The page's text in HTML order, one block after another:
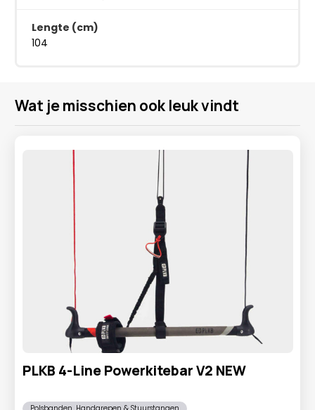
Lengte (cm)
104
Wat je misschien ook leuk vindt
PLKB 4-Line Powerkitebar V2 NEW